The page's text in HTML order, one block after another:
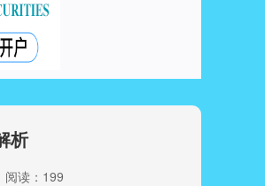
析
阅读：199